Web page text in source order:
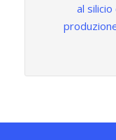
al